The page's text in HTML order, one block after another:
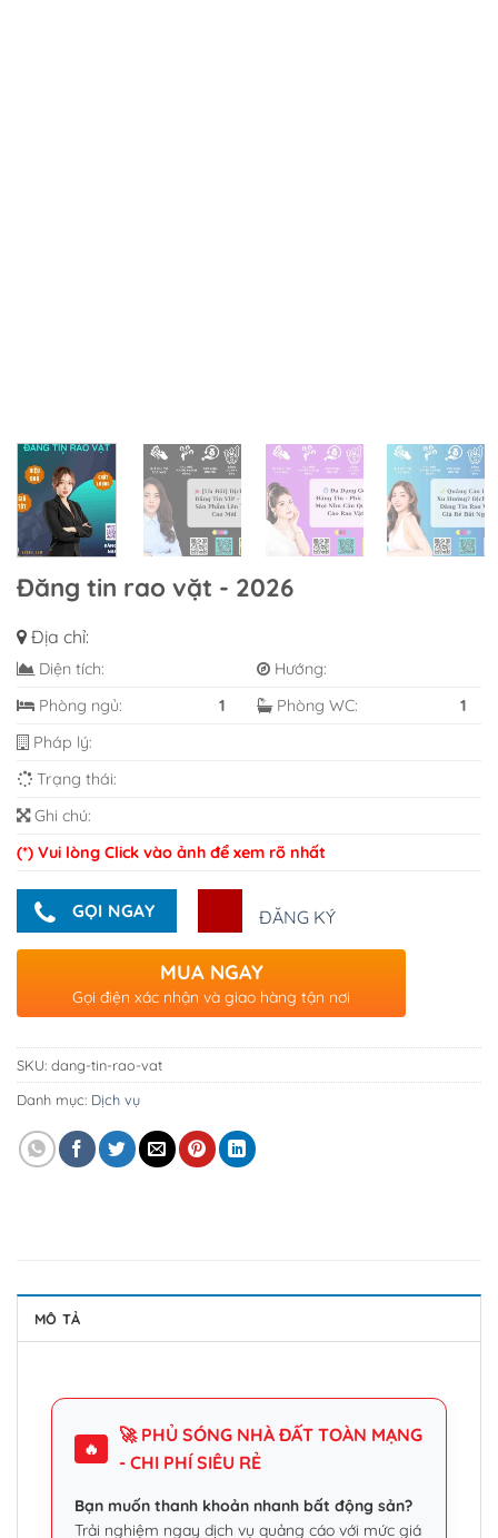
Đăng tin rao vặt - 2026
Địa chỉ:
Diện tích:
Hướng:
Phòng ngủ:
1 Phòng WC:
1
Pháp lý:
Trạng thái:
Ghi chú:
(*) Vui lòng Click vào ảnh để xem rõ nhất
GỌI NGAY ĐĂNG KÝ
MUA NGAY
Gọi điện xác nhận và giao hàng tận nơi
SKU: dang-tin-rao-vat
Danh mục: Dịch vụ
MÔ TẢ
🔥
🚀 PHỦ SÓNG NHÀ ĐẤT TOÀN MẠNG
- CHI PHÍ SIÊU RẺ
Bạn muốn thanh khoản nhanh bất động sản?
Trải nghiệm ngay dịch vụ quảng cáo với mức giá